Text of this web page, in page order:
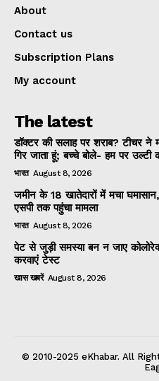
About
Contact us
Subscription Plans
My account
The latest
डॉक्टर की सलाह पर शराब? टीचर
गिर जाता हूं; बच्चे बोले- हम पर उल्टी
भारत August 8, 2026
जमीन के 18 खातेदारों में मचा
एसपी तक पहुंचा मामला
भारत August 8, 2026
पेट से जुड़ी समस्या बन न जाए
करवाएं टेस्ट
खास खबरें August 8, 2026
© 2010-2025 eKhabar. All